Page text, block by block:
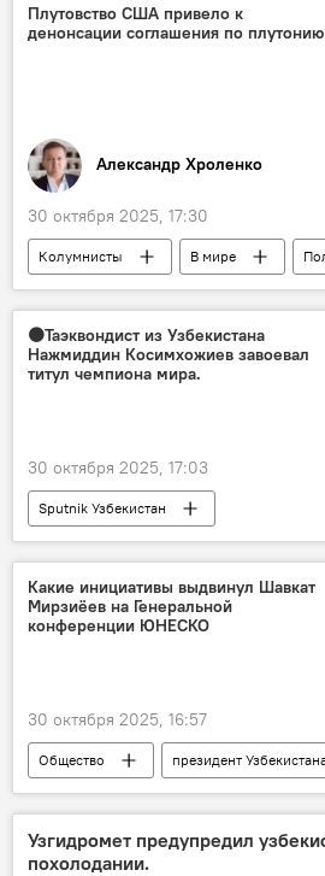
Плутовство США привело к
денонсации соглашения по плутонию
Александр Хроленко
30 октября 2025, 17:30
Колумнисты В мире
США
Владимир Путин
Сергей Лавров
плутоний
ядерное оружие
🟠Таэквондист из Узбекистана
Нажмиддин Косимхожиев завоевал
титул чемпиона мира.
30 октября 2025, 17:03
Sputnik Узбекистан
Какие инициативы выдвинул Шавкат
Мирзиёев на Генеральной
конференции ЮНЕСКО
30 октября 2025, 16:57
Общество
президент
Шавкат Мирзиёев
Конференция
ЮНЕСКО
Узгидромет предупредил
похолодании.